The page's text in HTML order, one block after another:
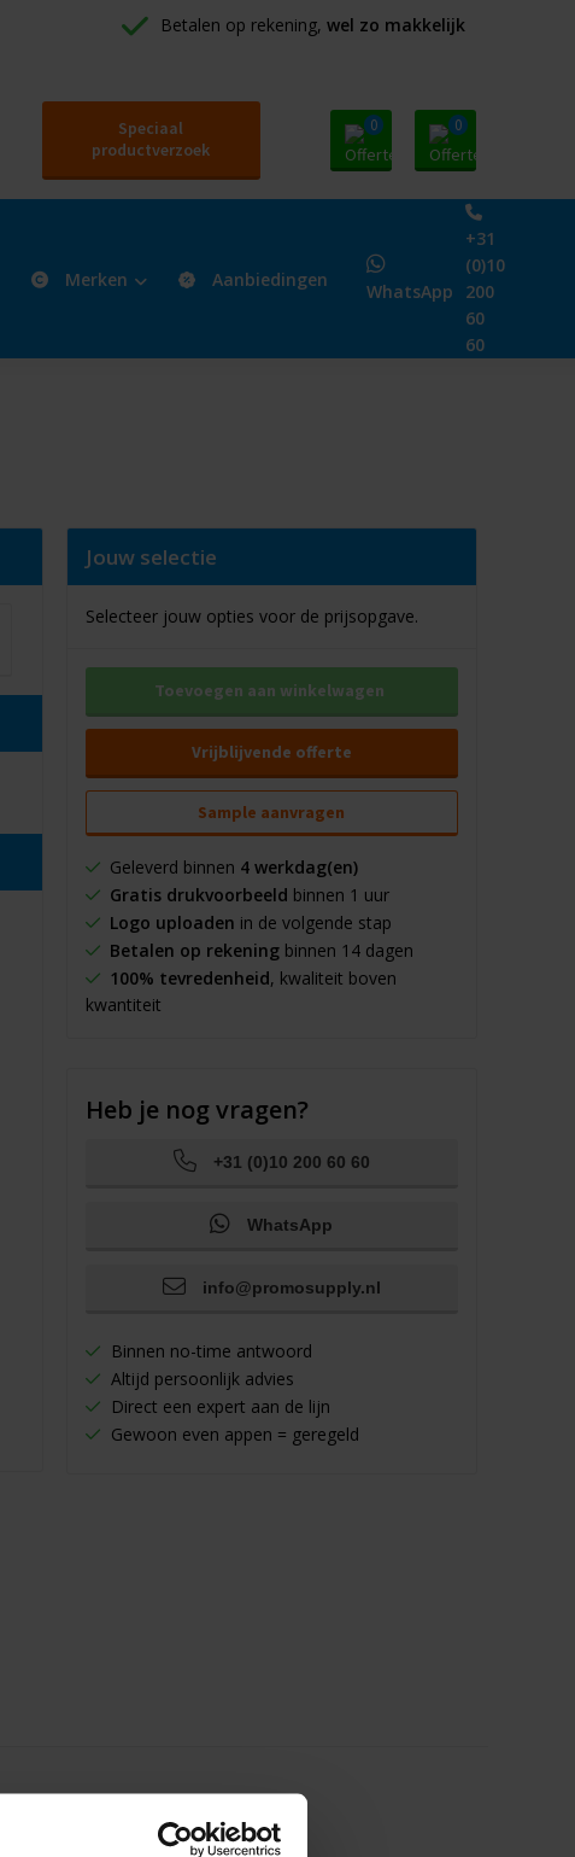
Betalen op rekening, wel zo makkelijk
Speciaal
productverzoek
0 0
Merken Aanbiedingen
WhatsApp
+31
(0)10
200
60
60
Jouw selectie
Selecteer jouw opties voor de prijsopgave.
Toevoegen aan winkelwagen
Vrijblijvende offerte
Sample aanvragen
Geleverd binnen 4 werkdag(en)
Gratis drukvoorbeeld binnen 1 uur
Logo uploaden in de volgende stap
Betalen op rekeningbinnen 14 dagen
100% tevredenheid, kwaliteit boven
kwantiteit
Heb je nog vragen?
+31 (0)10 200 60 60
WhatsApp
info@promosupply.nl
Binnen no-time antwoord
Altijd persoonlijk advies
Direct een expert aan de lijn
Gewoon even appen = geregeld